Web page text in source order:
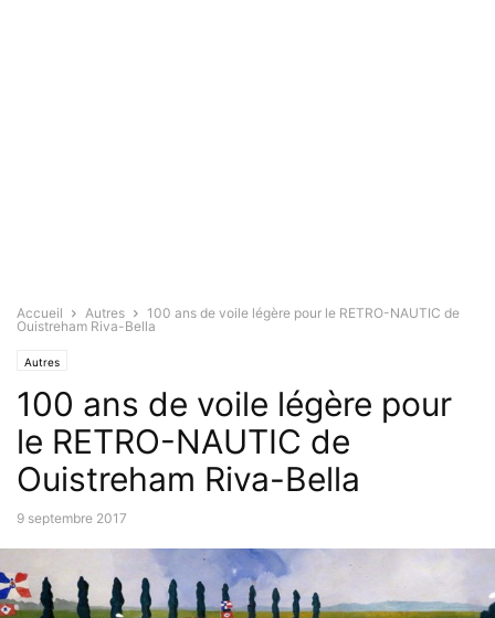
Accueil Autres
100 ans de voile légère pour le RETRO-NAUTIC de
Ouistreham Riva-Bella
Autres
100 ans de voile légère pour
le RETRO-NAUTIC de
Ouistreham Riva-Bella
9 septembre 2017